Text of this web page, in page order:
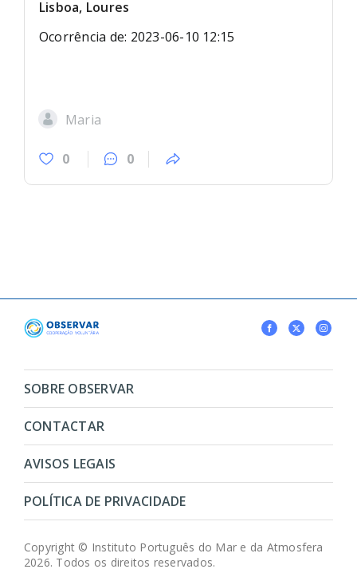
Lisboa, Loures
Ocorrência de: 2023-06-10 12:15
Maria
0 0
SOBRE OBSERVAR
CONTACTAR
AVISOS LEGAIS
POLÍTICA DE PRIVACIDADE
Copyright © Instituto Português do Mar e da Atmosfera
2026. Todos os direitos reservados.